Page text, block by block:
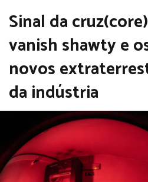
Sinal da
vanish shawty e
novos
da indústria